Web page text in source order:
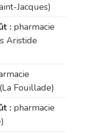
Jacques)
: pharmacie
Aristide
Fouillade)
: pharmacie